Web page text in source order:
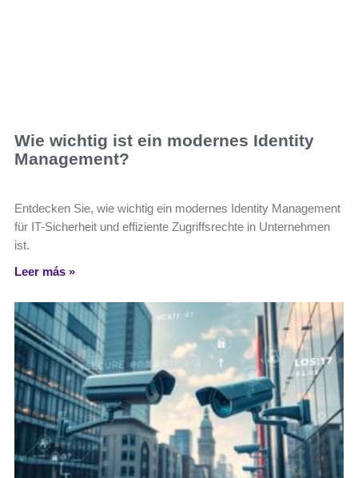
Wie wichtig ist ein modernes Identity
Management?
Entdecken Sie, wie wichtig ein modernes Identity Management
für IT-Sicherheit und effiziente Zugriffsrechte in Unternehmen
ist.
Leer más »